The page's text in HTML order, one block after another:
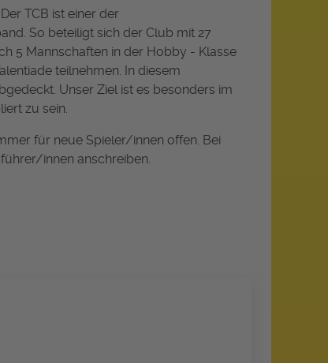
TCB ist einer der
So beteiligt sich der Club mit 27
5 Mannschaften in der Hobby - Klasse
teilnehmen. In diesem
Unser Ziel ist es besonders im
zu sein.
für neue Spieler/innen offen. Bei
innen anschreiben.